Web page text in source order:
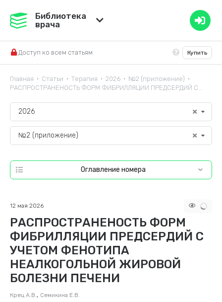
Медвестник
Справочник ЛС
Библиотека
врача
Доступ ко всем статьям Купить
Главная • Статьи • Терапия • 2026 • №2 (приложение) •
РАСПРОСТРАНЕНОСТЬ ФОРМ ФИБРИЛЛЯЦИИ ПРЕДСЕРДИЙ С...
2026
№2 (приложение)
Оглавление номера
РАСПРОСТРАНЕНОСТЬ ФОРМ
ФИБРИЛЛЯЦИИ ПРЕДСЕРДИЙ С
УЧЕТОМ ФЕНОТИПА
НЕАЛКОГОЛЬНОЙ ЖИРОВОЙ
БОЛЕЗНИ ПЕЧЕНИ
12 мая 2026
Крец А.В., Семикина Е.В.